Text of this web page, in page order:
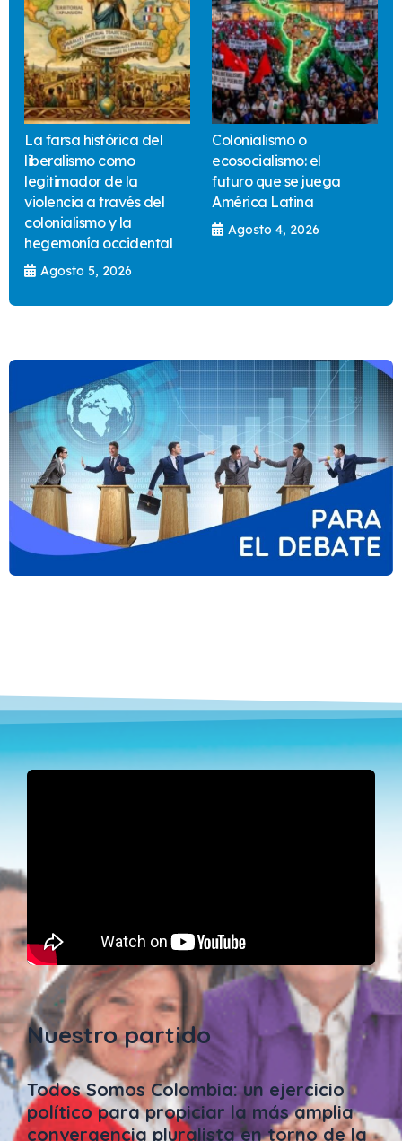
La farsa histórica del
liberalismo como
legitimador de la
violencia a través del
colonialismo y la
hegemonía occidental
Agosto 5, 2026
Colonialismo o
ecosocialismo: el
futuro que se juega
América Latina
Agosto 4, 2026
Nuestro partido
Todos Somos Colombia: un ejercicio
político para propiciar la más amplia
convergencia pluralista en torno de la